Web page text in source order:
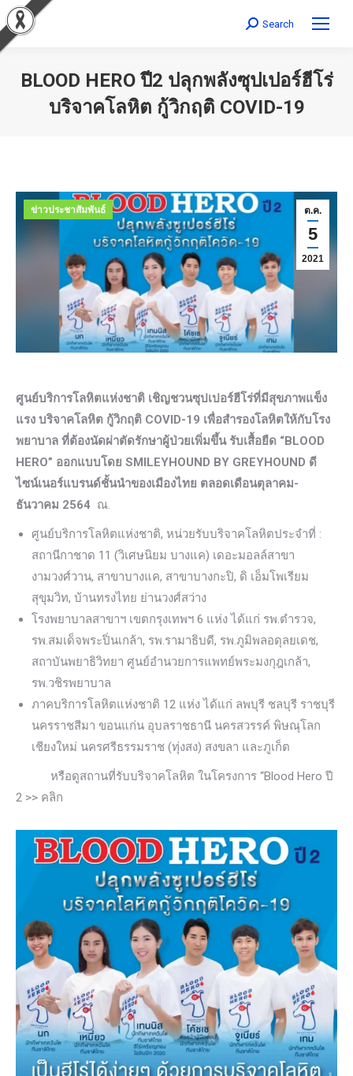
Search:
Search
BLOOD HERO ปี2 ปลุกพลังซุปเปอร์ฮีโร่
บริจาคโลหิต กู้วิกฤติ COVID-19
ต.ค.
5
2021
ข่าวประชาสัมพันธ์
ศูนย์บริการโลหิตแห่งชาติ เชิญชวนซุปเปอร์ฮีโร่ที่มีสุขภาพแข็ง
แรง บริจาคโลหิต กู้วิกฤติ COVID-19 เพื่อสำรองโลหิตให้กับโรง
พยาบาล ที่ต้องนัดผ่าตัดรักษาผู้ป่วยเพิ่มขึ้น รับเสื้อยืด “BLOOD
HERO” ออกแบบโดย SMILEYHOUND BY GREYHOUND ดี
ไซน์เนอร์แบรนด์ชั้นนำของเมืองไทย ตลอดเดือนตุลาคม-
ธันวาคม 2564 ณ.
ศูนย์บริการโลหิตแห่งชาติ, หน่วยรับบริจาคโลหิตประจำที่ :
สถานีกาชาด 11 (วิเศษนิยม บางแค) เดอะมอลล์สาขา
งามวงศ์วาน, สาขาบางแค, สาขาบางกะปิ, ดิ เอ็มโพเรียม
สุขุมวิท, บ้านทรงไทย ย่านวงศ์สว่าง
โรงพยาบาลสาขาฯ เขตกรุงเทพฯ 6 แห่ง ได้แก่ รพ.ตำรวจ,
รพ.สมเด็จพระปิ่นเกล้า, รพ.รามาธิบดี, รพ.ภูมิพลอดุลยเดช,
สถาบันพยาธิวิทยา ศูนย์อำนวยการแพทย์พระมงกุฎเกล้า,
รพ.วชิรพยาบาล
ภาคบริการโลหิตแห่งชาติ 12 แห่ง ได้แก่ ลพบุรี ชลบุรี ราชบุรี
นครราชสีมา ขอนแก่น อุบลราชธานี นครสวรรค์ พิษณุโลก
เชียงใหม่ นครศรีธรรมราช (ทุ่งสง) สงขลา และภูเก็ต
หรือดูสถานที่รับบริจาคโลหิต ในโครงการ “Blood Hero ปี
2 >> คลิก